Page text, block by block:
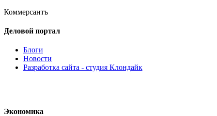
Коммерсантъ
Деловой портал
Блоги
Новости
Разработка сайта - студия Клондайк
Экономика